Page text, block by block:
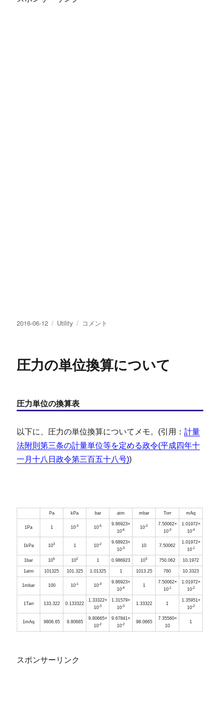
投
2016-06-12
カ
ー
Utility
周
つ
い
コメント
圧力の単位換算について
圧力単位の換算表
以下に、圧力の単位換算についてメモ。(引用：計量
法附則第三条の計量単位等を定める政令(平成四年十
一月十八日政令第三百五十八号))
Pa kPa bar atm mbar Torr mAq
1Pa 1 10-3 10-5
9.86923×
10-6
10-2
7.50062×
10-3
1.01972×
10-4
1kPa 103 1 10-2
9.68923×
10-3
10 7.50062
1.01972×
10-1
1bar 105 102 1 0.986923 103 750.062 10.1972
1atm 101325 101.325 1.01325 1 1013.25 760 10.3323
1mbar 100 10-1 10-3
9.86923×
10-4
1
7.50062×
10-1
1.01972×
10-2
1Tarr 133.322 0.133322
1.33322×
10-3
1.31579×
10-3
1.33322 1
1.35951×
10-2
1mAq 9806.65 9.80665
9.80665×
10-2
9.67841×
10-2
98.0665
7.35560×
10
1
スポンサーリンク